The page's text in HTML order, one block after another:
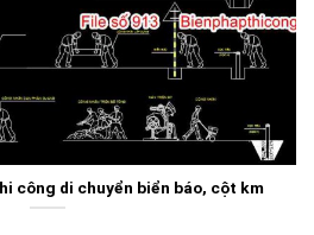
công di chuyển biển báo, cột km